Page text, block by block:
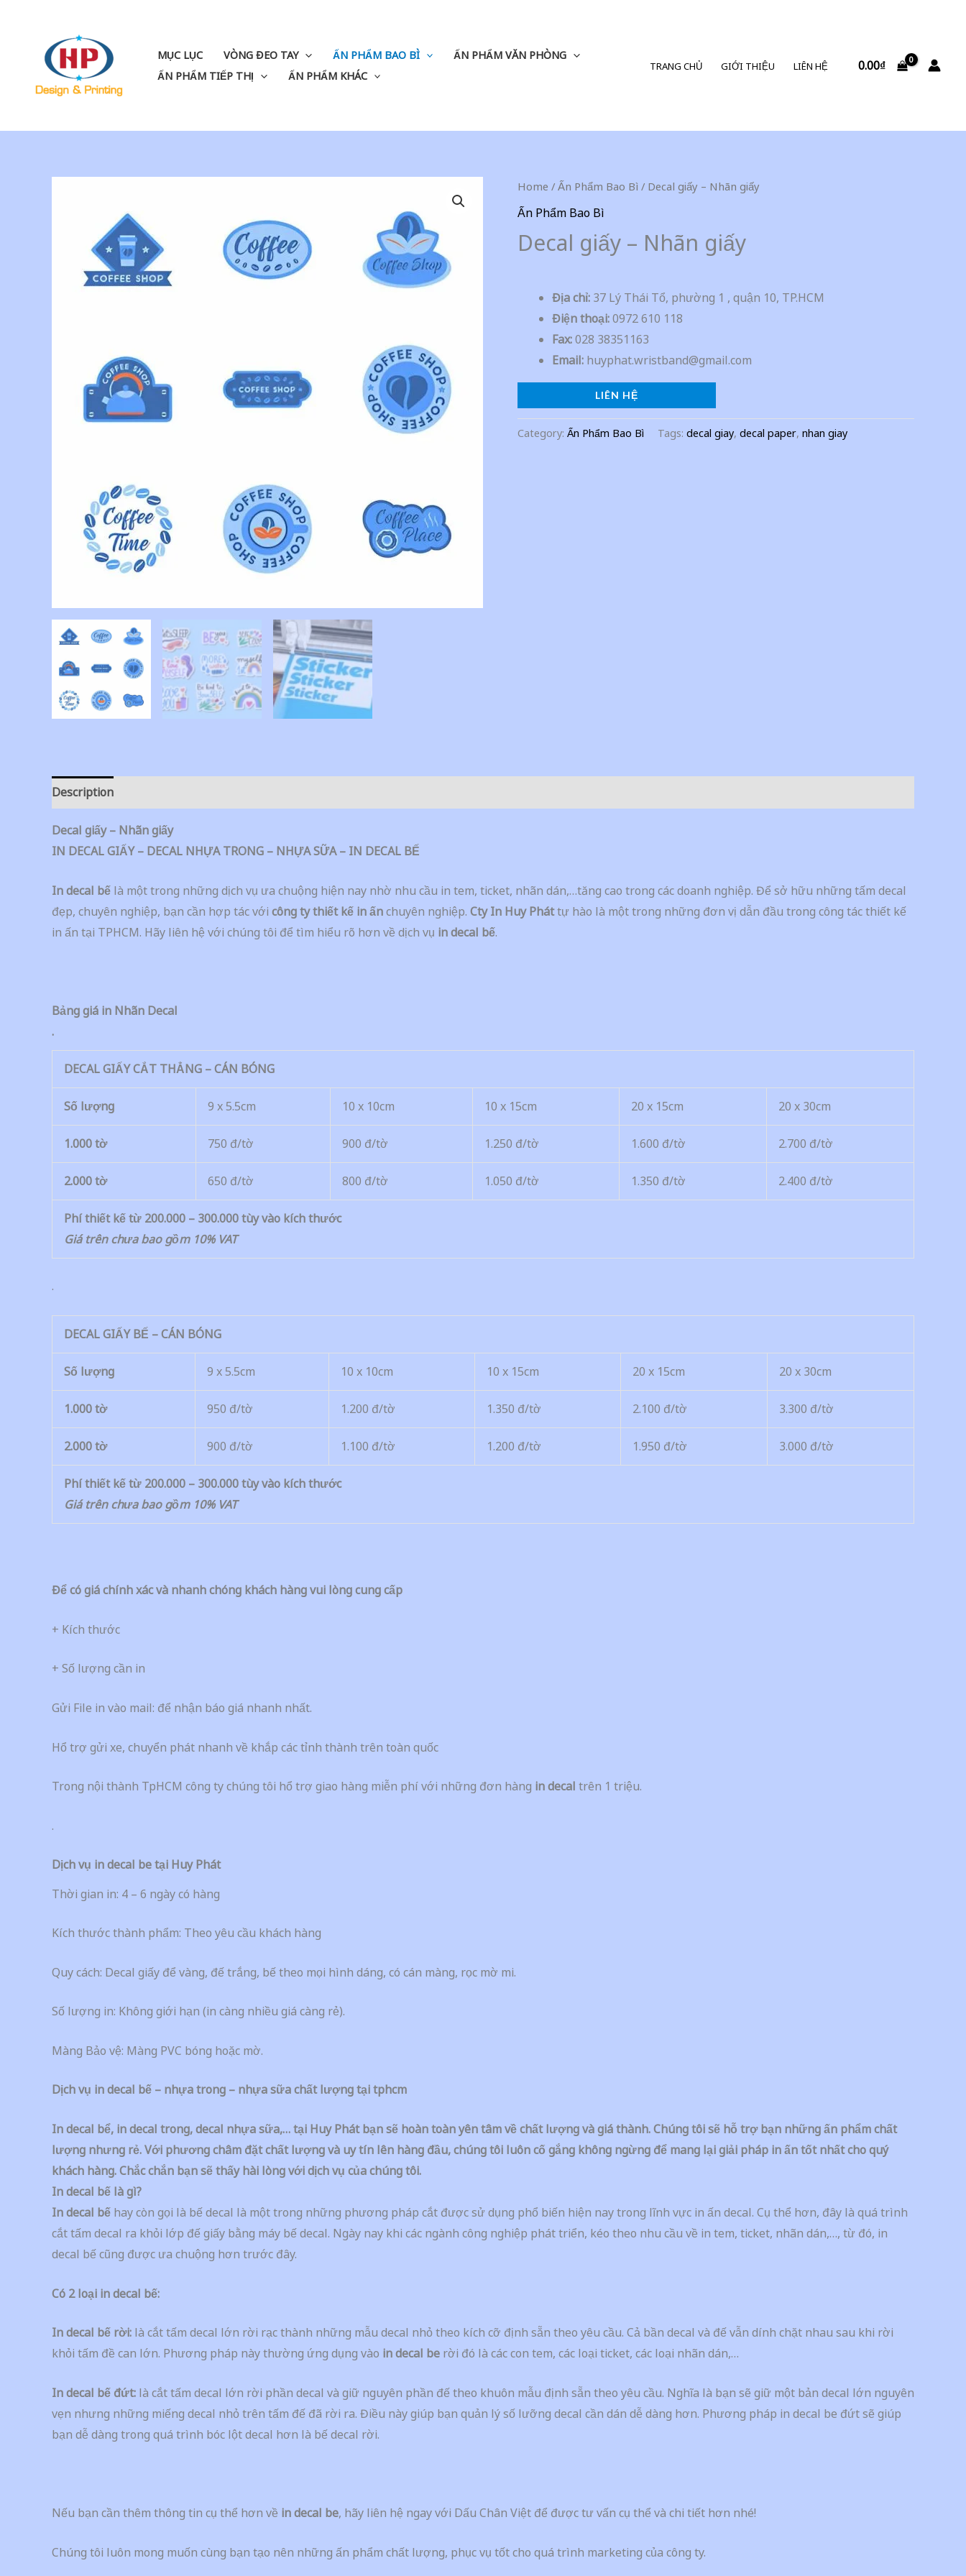
MỤC LỤC VÒNG ĐEO TAY ẤN PHẨM BAO BÌ
ẤN PHẨM VĂN PHÒNG
ẤN PHẨM TIẾP THỊ
ẤN PHẨM KHÁC
TRANG CHỦ GIỚI THIỆU LIÊN HỆ 0.00₫
Home / Ấn Phẩm Bao Bì / Decal giấy – Nhãn giấy
Ấn Phẩm Bao Bì
Decal giấy – Nhãn giấy
Địa chỉ: 37 Lý Thái Tổ, phường 1 , quận 10, TP.HCM
Điện thoại:0972 610 118
Fax:028 38351163
Email: huyphat.wristband@gmail.com
LIÊN HỆ
Category: Ấn Phẩm Bao Bì Tags: decal giay, decal paper, nhan giay
Description
Decal giấy – Nhãn giấy
IN DECAL GIẤY – DECAL NHỰA TRONG – NHỰA SỮA – IN DECAL BẾ
In decal bế là một trong những dịch vụ ưa chuộng hiện nay nhờ nhu cầu in tem, ticket, nhãn dán,…tăng cao trong các doanh nghiệp. Để sở hữu những tấm decal
đẹp, chuyên nghiệp, bạn cần hợp tác với công ty thiết kế in ấnchuyên nghiệp. Cty In Huy Pháttự hào là một trong những đơn vị dẫn đầu trong công tác thiết kế
in ấn tại TPHCM. Hãy liên hệ với chúng tôi để tìm hiểu rõ hơn về dịch vụ in decal bế.
Bảng giá in Nhãn Decal
.
DECAL GIẤY CẮT THẲNG – CÁN BÓNG
Số lượng 9 x 5.5cm 10 x 10cm 10 x 15cm 20 x 15cm 20 x 30cm
1.000 tờ 750 đ/tờ 900 đ/tờ 1.250 đ/tờ 1.600 đ/tờ 2.700 đ/tờ
2.000 tờ 650 đ/tờ 800 đ/tờ 1.050 đ/tờ 1.350 đ/tờ 2.400 đ/tờ
Phí thiết kế từ 200.000 – 300.000 tùy vào kích thước
Giá trên chưa bao gồm 10% VAT
.
DECAL GIẤY BẾ – CÁN BÓNG
Số lượng 9 x 5.5cm 10 x 10cm 10 x 15cm 20 x 15cm 20 x 30cm
1.000 tờ 950 đ/tờ 1.200 đ/tờ 1.350 đ/tờ 2.100 đ/tờ 3.300 đ/tờ
2.000 tờ 900 đ/tờ 1.100 đ/tờ 1.200 đ/tờ 1.950 đ/tờ 3.000 đ/tờ
Phí thiết kế từ 200.000 – 300.000 tùy vào kích thước
Giá trên chưa bao gồm 10% VAT
Để có giá chính xác và nhanh chóng khách hàng vui lòng cung cấp
+ Kích thước
+ Số lượng cần in
Gửi File in vào mail: để nhận báo giá nhanh nhất.
Hổ trợ gửi xe, chuyển phát nhanh về khắp các tỉnh thành trên toàn quốc
Trong nội thành TpHCM công ty chúng tôi hổ trợ giao hàng miễn phí với những đơn hàng in decal trên 1 triệu.
.
Dịch vụ in decal be tại Huy Phát
Thời gian in: 4 – 6 ngày có hàng
Kích thước thành phẩm: Theo yêu cầu khách hàng
Quy cách: Decal giấy để vàng, đế trắng, bế theo mọi hình dáng, có cán màng, rọc mờ mi.
Số lượng in: Không giới hạn (in càng nhiều giá càng rẻ).
Màng Bảo vệ: Màng PVC bóng hoặc mờ.
Dịch vụ in decal bế – nhựa trong – nhựa sữa chất lượng tại tphcm
In decal bể, in decal trong, decal nhựa sữa,… tại Huy Phát bạn sẽ hoàn toàn yên tâm về chất lượng và giá thành. Chúng tôi sẽ hỗ trợ bạn những ấn phẩm chất
lượng nhưng rẻ. Với phương châm đặt chất lượng và uy tín lên hàng đầu, chúng tôi luôn cố gắng không ngừng để mang lại giải pháp in ấn tốt nhất cho quý
khách hàng. Chắc chắn bạn sẽ thấy hài lòng với dịch vụ của chúng tôi.
In decal bế là gì?
In decal bế hay còn gọi là bế decal là một trong những phương pháp cắt được sử dụng phổ biến hiện nay trong lĩnh vực in ấn decal. Cụ thể hơn, đây là quá trình
cắt tấm decal ra khỏi lớp đế giấy bằng máy bế decal. Ngày nay khi các ngành công nghiệp phát triển, kéo theo nhu cầu về in tem, ticket, nhãn dán,…, từ đó, in
decal bế cũng được ưa chuộng hơn trước đây.
Có 2 loại in decal bế:
In decal bế rời: là cắt tấm decal lớn rời rạc thành những mẫu decal nhỏ theo kích cỡ định sẵn theo yêu cầu. Cả bần decal và đế vẫn dính chặt nhau sau khi rời
khỏi tấm đề can lớn. Phương pháp này thường ứng dụng vào in decal be rời đó là các con tem, các loại ticket, các loại nhãn dán,…
In decal bế đứt: là cắt tấm decal lớn rời phần decal và giữ nguyên phần đế theo khuôn mẫu định sẵn theo yêu cầu. Nghĩa là bạn sẽ giữ một bản decal lớn nguyên
vẹn nhưng những miếng decal nhỏ trên tấm đế đã rời ra. Điều này giúp bạn quản lý số lưỡng decal cần dán dễ dàng hơn. Phương pháp in decal be đứt sẽ giúp
bạn dễ dàng trong quá trình bóc lột decal hơn là bế decal rời.
Nếu bạn cần thêm thông tin cụ thể hơn về in decal be, hãy liên hệ ngay với Dấu Chân Việt để được tư vấn cụ thể và chi tiết hơn nhé!
Chúng tôi luôn mong muốn cùng bạn tạo nên những ấn phẩm chất lượng, phục vụ tốt cho quá trình marketing của công ty.